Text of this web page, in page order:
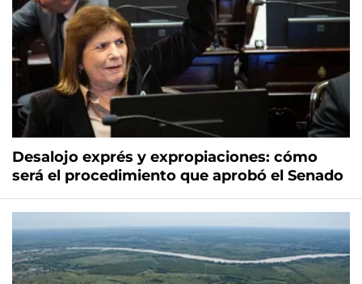
Desalojo exprés y expropiaciones: cómo
será el procedimiento que aprobó el Senado